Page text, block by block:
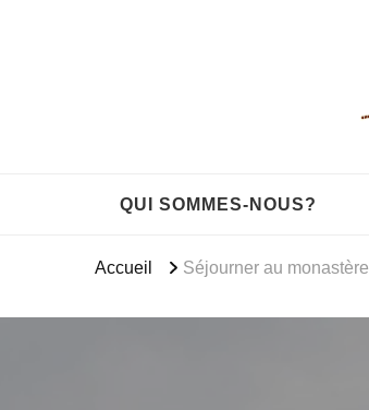
QUI SOMMES-NOUS?
Accueil Séjourner au monastère